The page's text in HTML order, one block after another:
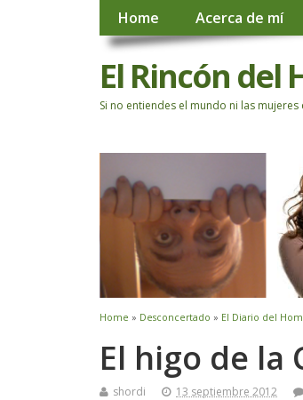
Home Acerca de mí
El Rincón del
Si no entiendes el mundo ni las mujeres
Home » Desconcertado » El Diario del
El higo de la
shordi 13 septiembre 2012